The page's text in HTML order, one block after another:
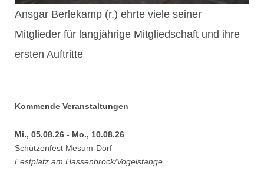
Ansgar Berlekamp (r.) ehrte viele seiner
Mitglieder für langjährige Mitgliedschaft und ihre
ersten Auftritte
Kommende Veranstaltungen
Mi., 05.08.26 - Mo., 10.08.26
Schützenfest Mesum-Dorf
Festplatz am Hassenbrock/Vogelstange